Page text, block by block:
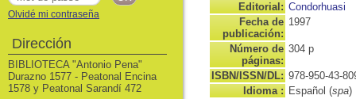
Editorial: Condorhuasi
Fecha de
publicación:
1997
Número de
páginas:
304 p
ISBN/ISSN/DL: 978-950-43-
Idioma : Español (spa)
Olvidé mi contraseña
Dirección
BIBLIOTECA "Antonio Pena"
Durazno 1577 - Peatonal Encina
1578 y Peatonal Sarandí 472